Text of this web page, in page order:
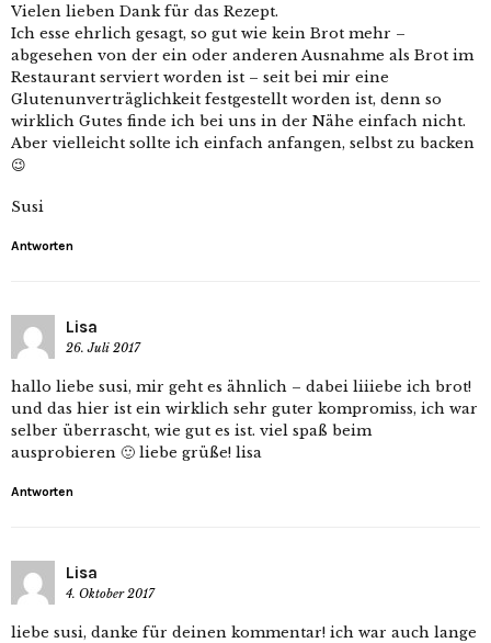
Vielen lieben Dank für das Rezept.
Ich esse ehrlich gesagt, so gut wie kein Brot mehr –
abgesehen von der ein oder anderen Ausnahme als Brot im
Restaurant serviert worden ist – seit bei mir eine
Glutenunverträglichkeit festgestellt worden ist, denn so
wirklich Gutes finde ich bei uns in der Nähe einfach nicht.
Aber vielleicht sollte ich einfach anfangen, selbst zu backen
😉
Susi
Antworten
Lisa
26. Juli 2017
hallo liebe susi, mir geht es ähnlich – dabei liiiebe ich brot!
und das hier ist ein wirklich sehr guter kompromiss, ich war
selber überrascht, wie gut es ist. viel spaß beim
ausprobieren 🙂 liebe grüße! lisa
Antworten
Lisa
4. Oktober 2017
liebe susi, danke für deinen kommentar! ich war auch lange